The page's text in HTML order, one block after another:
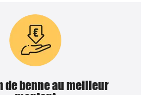
de benne au meilleur